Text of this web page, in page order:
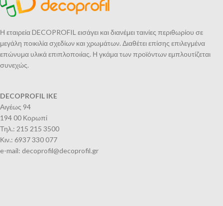
Η εταιρεία DECOPROFIL εισάγει και διανέμει ταινίες περιθωρίου σε
μεγάλη ποικιλία σχεδίων και χρωμάτων. Διαθέτει επίσης επιλεγμένα
επώνυμα υλικά επιπλοποιίας. Η γκάμα των προϊόντων εμπλουτίζεται
συνεχώς.
DECOPROFIL IKE
Αιγέως 94
194 00 Κορωπί
Τηλ.: 215 215 3500
Κιν.: 6937 330 077
e-mail: decoprofil@decoprofil.gr